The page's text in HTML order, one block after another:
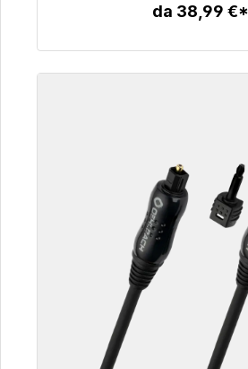
da 38,99 €*